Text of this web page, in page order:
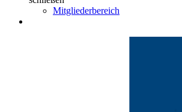
Mitgliederbereich